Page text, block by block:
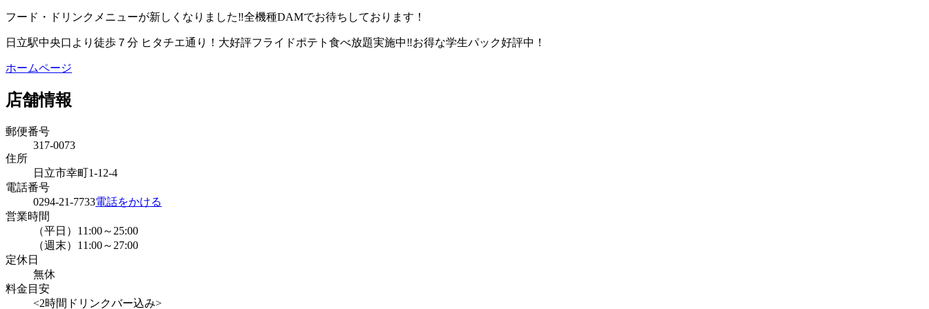
フード・ドリンクメニューが新しくなりました‼全機種DAMでお待ちしております！
日立駅中央口より徒歩７分 ヒタチエ通り！大好評フライドポテト食べ放題実施中‼お得な学生パック好評中！
ホームページ
店舗情報
郵便番号
317-0073
住所
日立市幸町1-12-4
電話番号
0294-21-7733電話をかける
営業時間
（平日）11:00～25:00
（週末）11:00～27:00
定休日
無休
料金目安
<2時間ドリンクバー込み>